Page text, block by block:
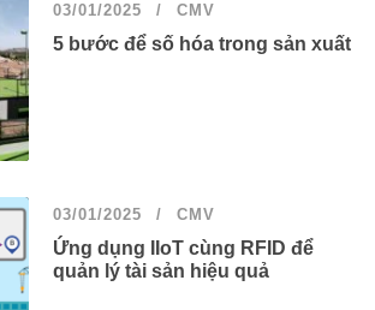
03/01/2025 CMV
5 bước để số hóa trong sản xuất
03/01/2025 CMV
Ứng dụng IIoT cùng RFID để
quản lý tài sản hiệu quả